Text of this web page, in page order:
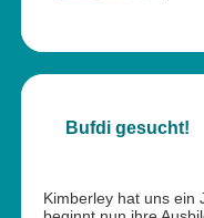
Bufdi gesucht!
Kimberley hat uns ein